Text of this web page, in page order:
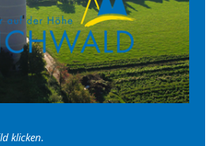
klicken.